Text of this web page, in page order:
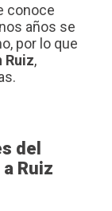
conoce
años se
por lo que
Ruiz,
del
Ruiz